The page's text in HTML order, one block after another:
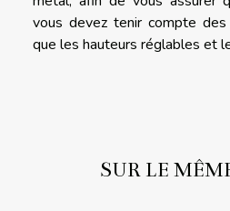
vous devez tenir compte
que les hauteurs réglables et
SUR LE